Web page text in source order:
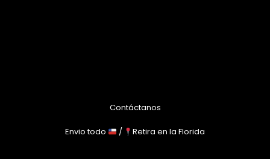
Contáctanos
Envio todo / Retira en la Florida